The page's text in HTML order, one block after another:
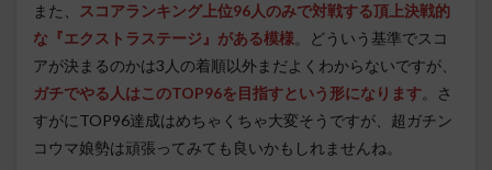
また、
スコアランキング上位96人のみで対戦する頂上決戦的
な『エクストラステージ』がある模様。どういう基準でスコ
アが決まるのかは3人の着順以外まだよくわからないですが、
ガチでやる人はこのTOP96を目指すという形になります。さ
すがにTOP96達成はめちゃくちゃ大変そうですが、超ガチン
コウマ娘勢は頑張ってみても良いかもしれませんね。